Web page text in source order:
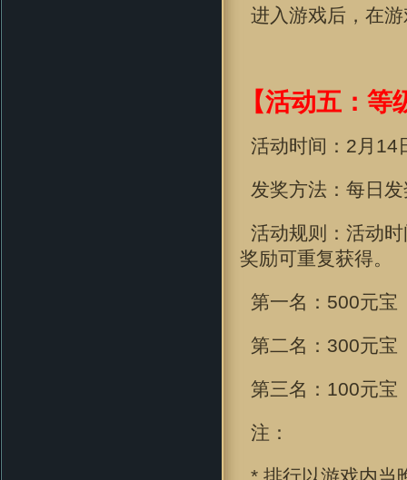
进入游戏后，在
【活动五：
活动时间： 2月14
发奖方法：每日
活动规则：活动
奖励可重复获得。
第一名：500元宝
第二名：300元宝
第三名：100元宝
注：